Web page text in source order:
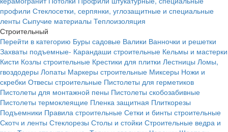
профили Стеклосетки, серпянки, углозащитные и специальные
ленты Сыпучие материалы Теплоизоляция
Строительный
Перейти в категорию Буры садовые Валики Ванночки и решетки
Захваты подъемные- Карандаши строительные Кельмы и мастерки
Кисти Козлы строительные Крестики для плитки Лестницы Ломы,
гвоздодеры Лопаты Маркеры строительные Миксеры Ножи и
скребки Отвесы строительные Пистолеты для герметиков
Пистолеты для монтажной пены Пистолеты скобозабивные
Пистолеты термоклеящие Пленка защитная Плиткорезы
Подъемники Правила строительные Сетки и бинты строительные
Скотч и ленты Стеклорезы Столы и стойки Строительные ведра и